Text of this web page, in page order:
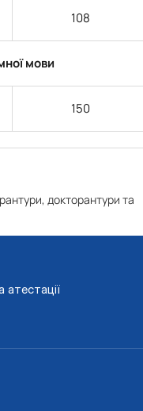
108
мови
150
докторантури та